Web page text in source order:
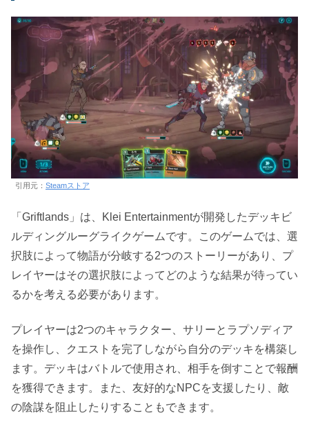
引用元： Steamストア
「Griftlands」は、Klei Entertainmentが開発したデッキビ
ルディングルーグライクゲームです。このゲームでは、選
択肢によって物語が分岐する2つのストーリーがあり、プ
レイヤーはその選択肢によってどのような結果が待ってい
るかを考える必要があります。
プレイヤーは2つのキャラクター、サリーとラプソディア
を操作し、クエストを完了しながら自分のデッキを構築し
ます。デッキはバトルで使用され、相手を倒すことで報酬
を獲得できます。また、友好的なNPCを支援したり、敵
の陰謀を阻止したりすることもできます。